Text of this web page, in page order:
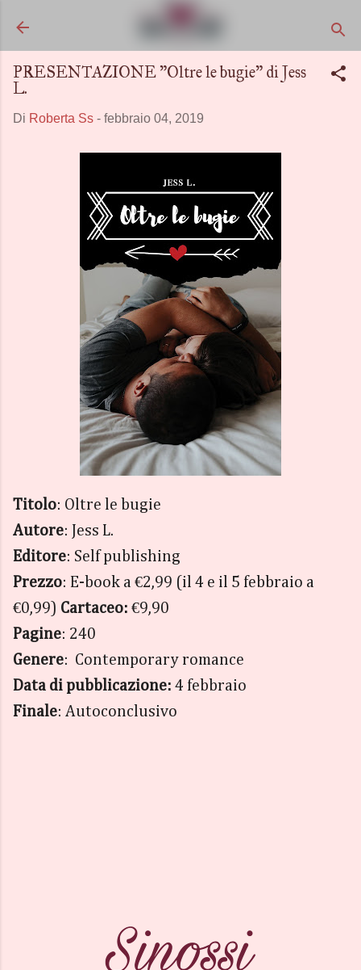
PRESENTAZIONE "Oltre le bugie" di Jess
L.
Di Roberta Ss - febbraio 04, 2019
Titolo: Oltre le bugie
Autore: Jess L.
Editore: Self publishing
Prezzo: E-book a €2,99 (il 4 e il 5 febbraio a
€0,99) Cartaceo: €9,90
Pagine: 240
Genere: Contemporary romance
Data di pubblicazione: 4 febbraio
Finale: Autoconclusivo